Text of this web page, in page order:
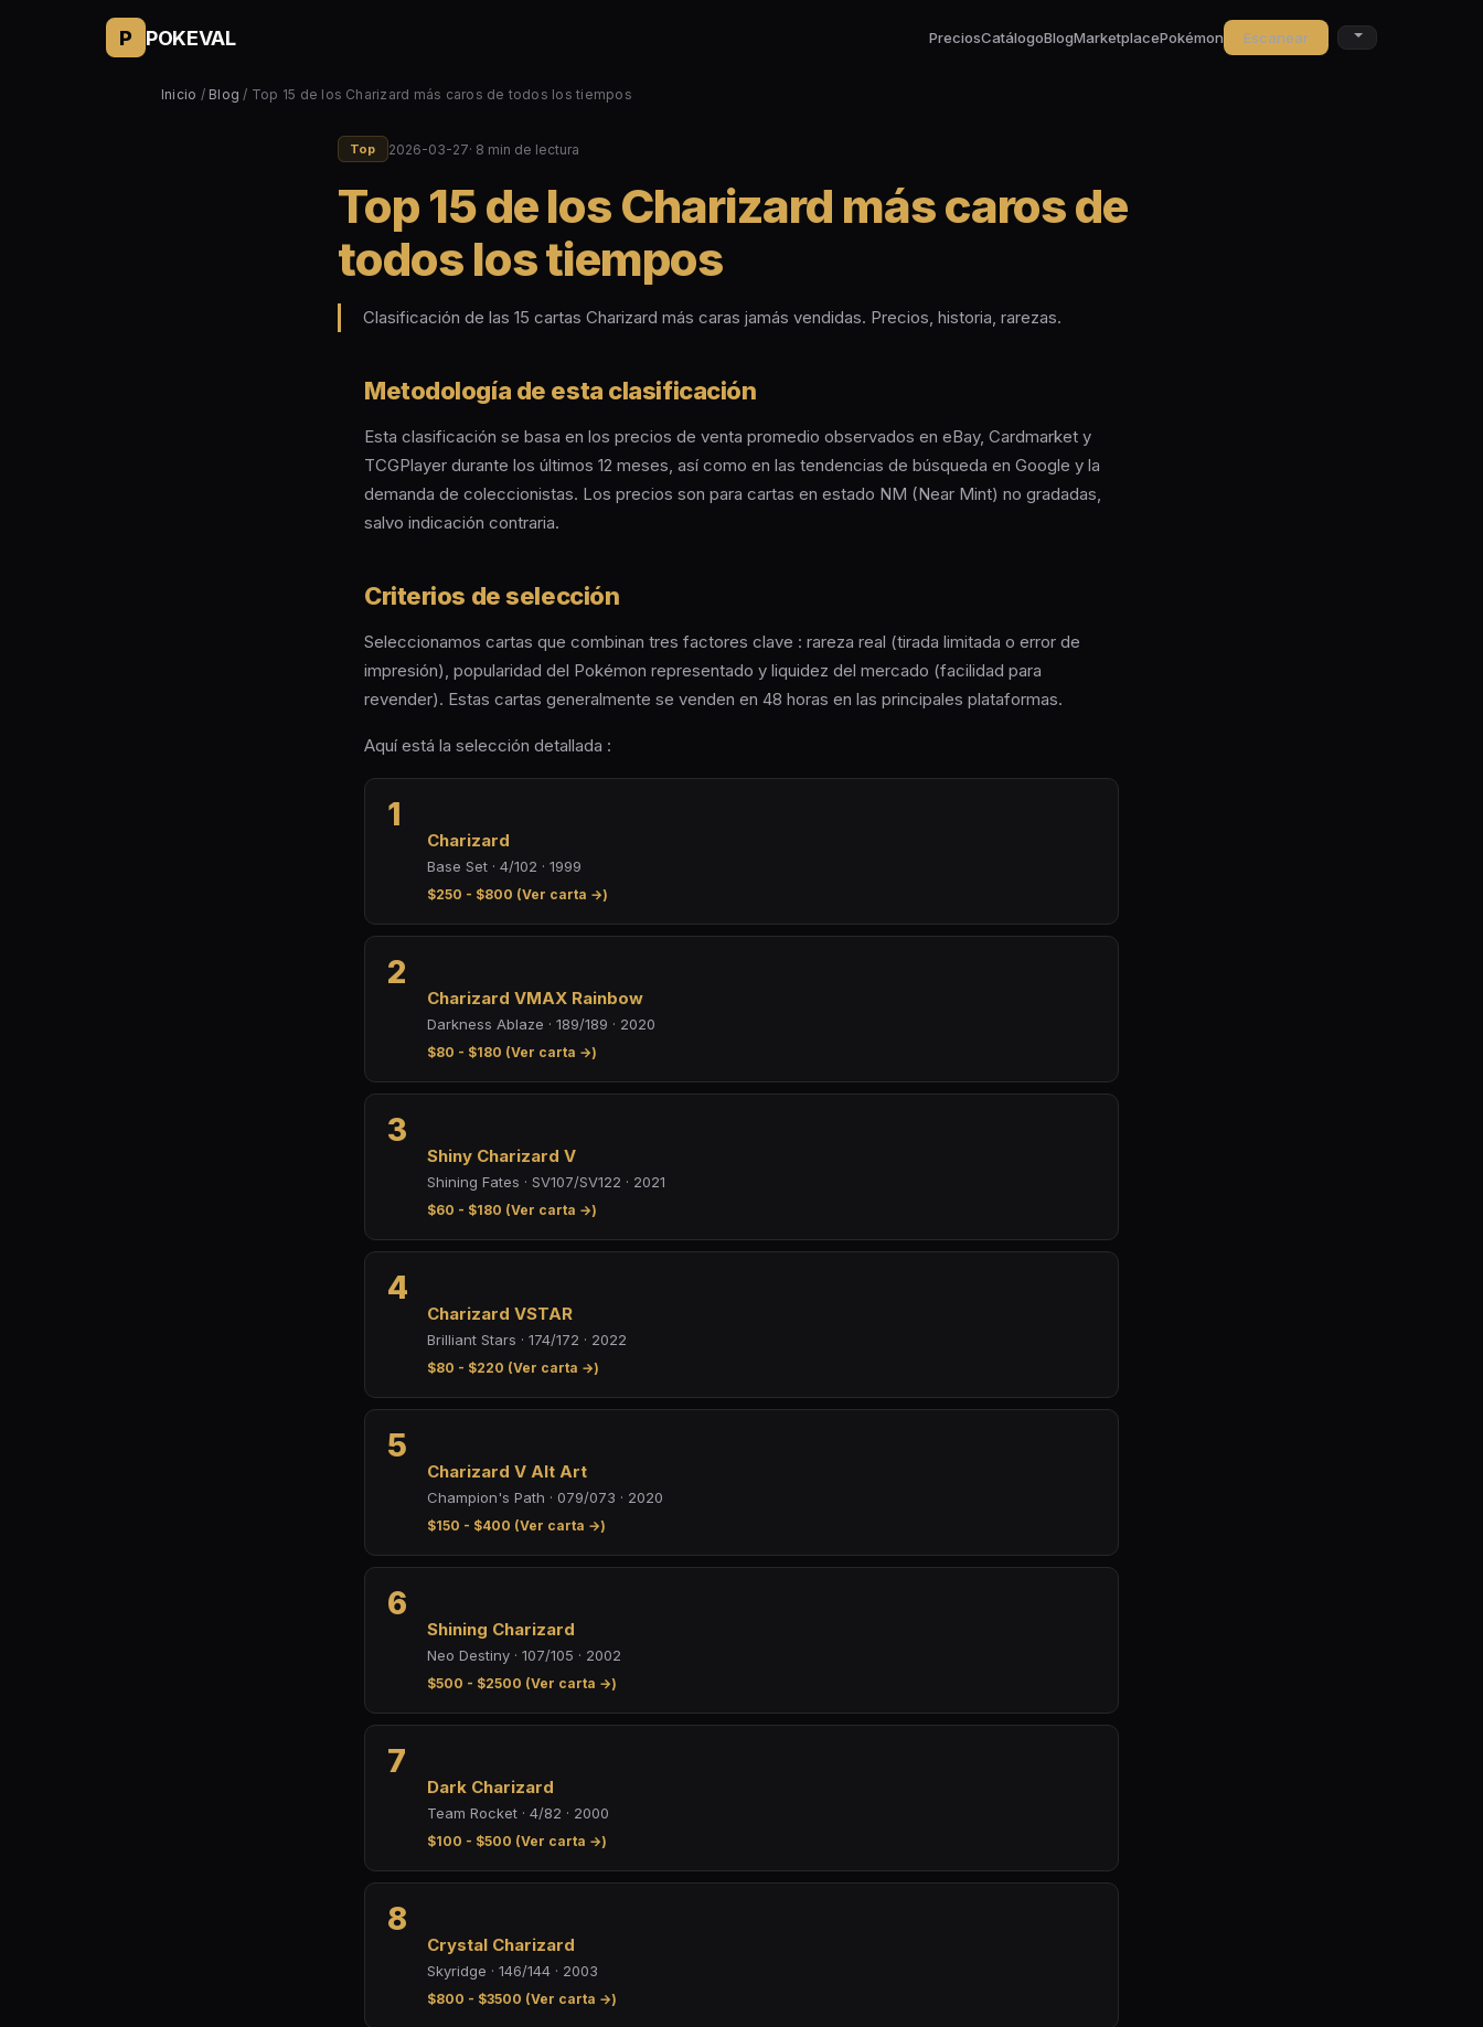
P POKEVAL PreciosCatálogoBlogMarketplacePokémon Escanear
Inicio / Blog / Top 15 de los Charizard más caros de todos los tiempos
Top 2026-03-27· 8 min de lectura
Top 15 de los Charizard más caros de
todos los tiempos
Clasificación de las 15 cartas Charizard más caras jamás vendidas. Precios, historia, rarezas.
Metodología de esta clasificación
Esta clasificación se basa en los precios de venta promedio observados en eBay, Cardmarket y
TCGPlayer durante los últimos 12 meses, así como en las tendencias de búsqueda en Google y la
demanda de coleccionistas. Los precios son para cartas en estado NM (Near Mint) no gradadas,
salvo indicación contraria.
Criterios de selección
Seleccionamos cartas que combinan tres factores clave : rareza real (tirada limitada o error de
impresión), popularidad del Pokémon representado y liquidez del mercado (facilidad para
revender). Estas cartas generalmente se venden en 48 horas en las principales plataformas.
Aquí está la selección detallada :
1
Charizard
Base Set · 4/102 · 1999
$250 - $800 (Ver carta →)
2
Charizard VMAX Rainbow
Darkness Ablaze · 189/189 · 2020
$80 - $180 (Ver carta →)
3
Shiny Charizard V
Shining Fates · SV107/SV122 · 2021
$60 - $180 (Ver carta →)
4
Charizard VSTAR
Brilliant Stars · 174/172 · 2022
$80 - $220 (Ver carta →)
5
Charizard V Alt Art
Champion's Path · 079/073 · 2020
$150 - $400 (Ver carta →)
6
Shining Charizard
Neo Destiny · 107/105 · 2002
$500 - $2500 (Ver carta →)
7
Dark Charizard
Team Rocket · 4/82 · 2000
$100 - $500 (Ver carta →)
8
Crystal Charizard
Skyridge · 146/144 · 2003
$800 - $3500 (Ver carta →)